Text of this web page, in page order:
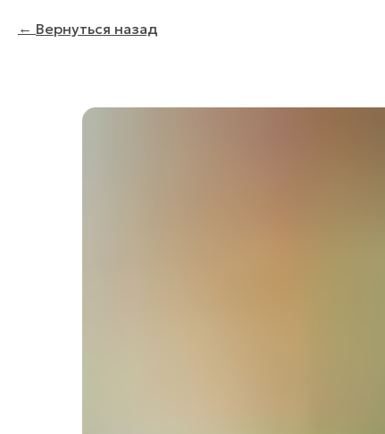
Вернуться назад